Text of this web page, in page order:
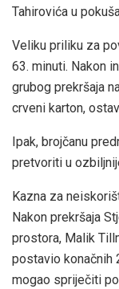
Tahirovića u
Veliku priliku za
63. minuti. Nakon
grubog prekršaja
crveni karton,
Ipak, brojčanu
pretvoriti u
Kazna za
Nakon prekršaja
prostora, Malik
postavio konačnih
mogao spriječiti